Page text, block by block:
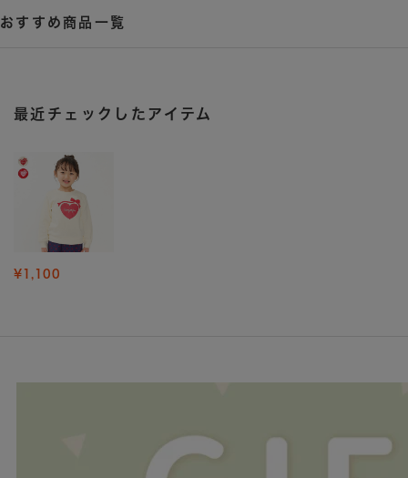
おすすめ商品一覧
最近チェックしたアイテム
¥1,100